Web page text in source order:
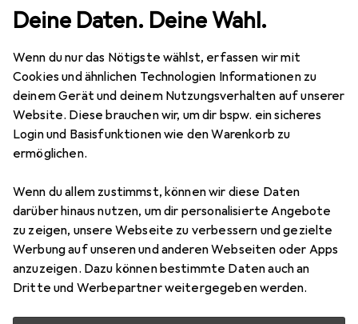
Deine Daten. Deine Wahl.
Wenn du nur das Nötigste wählst, erfassen wir mit
Cookies und ähnlichen Technologien Informationen zu
deinem Gerät und deinem Nutzungsverhalten auf unserer
Website. Diese brauchen wir, um dir bspw. ein sicheres
Login und Basisfunktionen wie den Warenkorb zu
ermöglichen.
Wenn du allem zustimmst, können wir diese Daten
darüber hinaus nutzen, um dir personalisierte Angebote
zu zeigen, unsere Webseite zu verbessern und gezielte
Werbung auf unseren und anderen Webseiten oder Apps
anzuzeigen. Dazu können bestimmte Daten auch an
Dritte und Werbepartner weitergegeben werden.
Gesamtsortiment Ausverkauf Haushalt
Ausverkauf Haushalt